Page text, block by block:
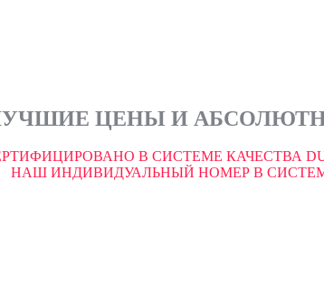
ЦЕНЫ И
В СИСТЕМЕ КАЧЕСТВА
НАШ ИНДИВИДУАЛЬНЫЙ НОМЕР В